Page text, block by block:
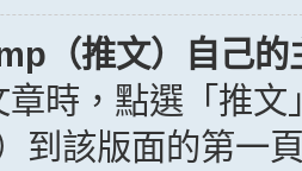
（推文）自己的
章時，點選「推
到該版面的第一